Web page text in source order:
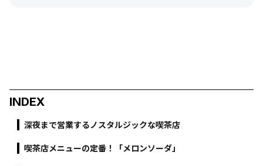
INDEX
深夜まで営業するノスタルジックな喫茶店
喫茶店メニューの定番！「メロンソーダ」